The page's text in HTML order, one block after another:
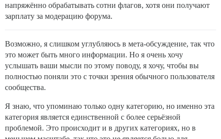
напряжённо обрабатывать сотни флагов, хотя они получают
зарплату за модерацию форума.
Возможно, я слишком углубляюсь в мета-обсуждение, так что
это может быть много информации. Но я очень хочу
услышать ваши мысли по этому поводу, я хочу, чтобы вы
полностью поняли это с точки зрения обычного пользователя
сообщества.
Я знаю, что упоминаю только одну категорию, но именно эта
категория является единственной с более серьёзной
проблемой. Это происходит и в других категориях, но в